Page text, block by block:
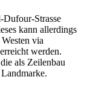
Dufour-Strasse
kann allerdings
via
werden.
als Zeilenbau